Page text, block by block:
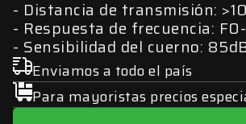
Distancia de transmisión:
Respuesta de frecuencia:
Sensibilidad del cuerno:
Enviamos a todo el país
Para mayoristas precios